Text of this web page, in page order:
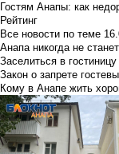
Гостям Анапы: как
Рейтинг
Все новости по теме
Анапа никогда не
Заселиться в
Закон о запрете
Кому в Анапе жить